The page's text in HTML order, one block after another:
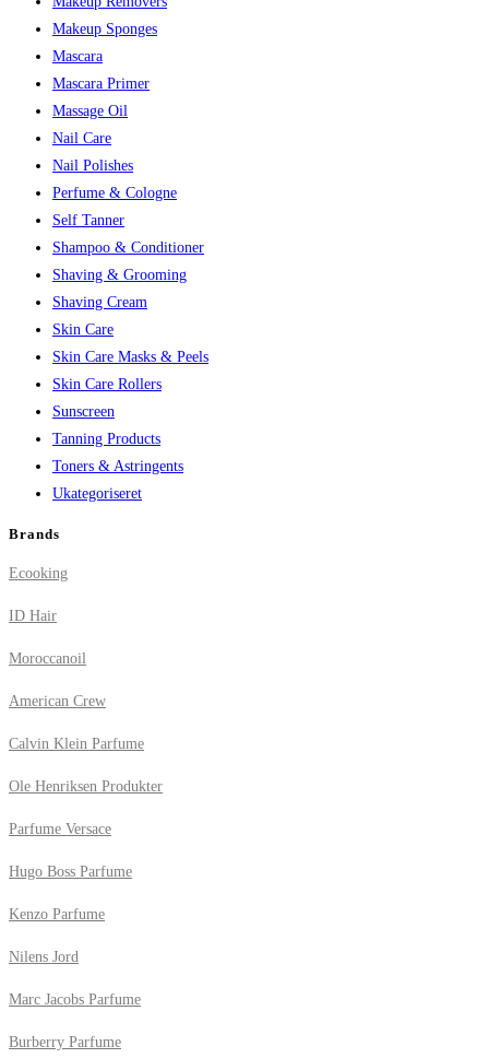
Makeup Sponges
Mascara
Mascara Primer
Massage Oil
Nail Care
Nail Polishes
Perfume & Cologne
Self Tanner
Shampoo & Conditioner
Shaving & Grooming
Shaving Cream
Skin Care
Skin Care Masks & Peels
Skin Care Rollers
Sunscreen
Tanning Products
Toners & Astringents
Ukategoriseret
Brands
Ecooking
ID Hair
Moroccanoil
American Crew
Calvin Klein Parfume
Ole Henriksen Produkter
Parfume Versace
Hugo Boss Parfume
Kenzo Parfume
Nilens Jord
Marc Jacobs Parfume
Burberry Parfume